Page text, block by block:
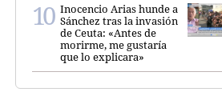
Inocencio Arias hunde a
Sánchez tras la invasión
de Ceuta: «Antes de
morirme, me gustaría
que lo explicara»